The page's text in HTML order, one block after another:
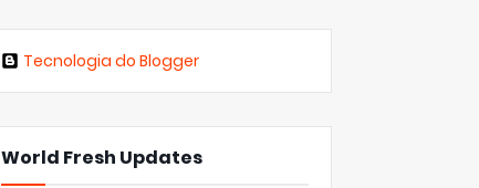
Tecnologia do Blogger
World Fresh Updates